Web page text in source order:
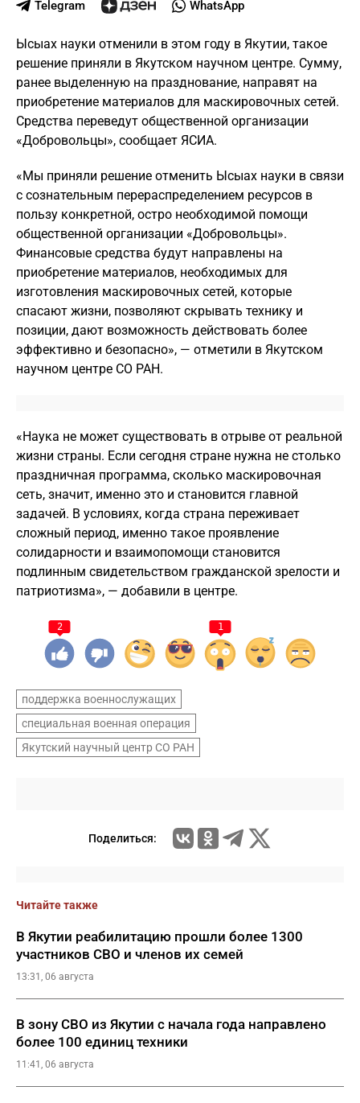
Telegram WhatsApp
Ысыах науки отменили в этом году в Якутии, такое
решение приняли в Якутском научном центре. Сумму,
ранее выделенную на празднование, направят на
приобретение материалов для маскировочных сетей.
Средства переведут общественной организации
«Добровольцы», сообщает ЯСИА.
«Мы приняли решение отменить Ысыах науки в связи
с сознательным перераспределением ресурсов в
пользу конкретной, остро необходимой помощи
общественной организации «Добровольцы».
Финансовые средства будут направлены на
приобретение материалов, необходимых для
изготовления маскировочных сетей, которые
спасают жизни, позволяют скрывать технику и
позиции, дают возможность действовать более
эффективно и безопасно», — отметили в Якутском
научном центре СО РАН.
«Наука не может существовать в отрыве от реальной
жизни страны. Если сегодня стране нужна не столько
праздничная программа, сколько маскировочная
сеть, значит, именно это и становится главной
задачей. В условиях, когда страна переживает
сложный период, именно такое проявление
солидарности и взаимопомощи становится
подлинным свидетельством гражданской зрелости и
патриотизма», — добавили в центре.
2 1
поддержка военнослужащих
специальная военная операция
Якутский научный центр СО РАН
Поделиться:
Читайте также
В Якутии реабилитацию прошли более 1300
участников СВО и членов их семей
13:31, 06 августа
В зону СВО из Якутии с начала года направлено
более 100 единиц техники
11:41, 06 августа